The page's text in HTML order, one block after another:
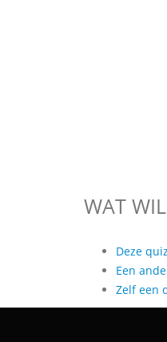
WAT
Deze
Een
Zelf een